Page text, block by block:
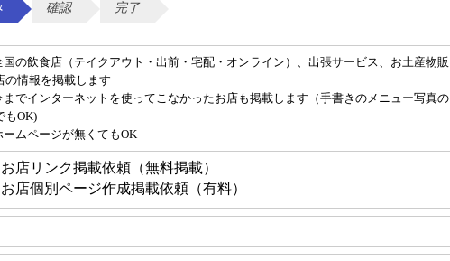
確認 完了
国の飲食店（テイクアウト・出前・宅配・オンライン）、出張サービス、お土産物販
の情報を掲載します
までインターネットを使ってこなかったお店も掲載します（手書きのメニュー写真の
もOK)
ームページが無くてもOK
お店リンク掲載依頼（無料掲載）
お店個別ページ作成掲載依頼（有料）